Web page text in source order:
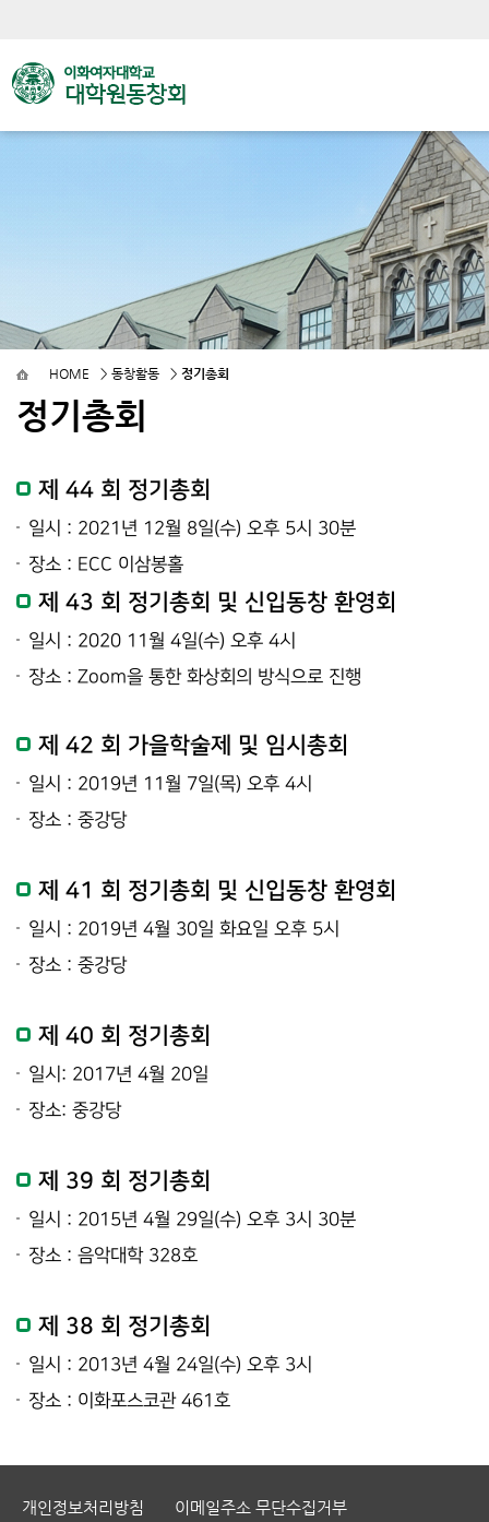
HOME > 동창활동 > 정기총회
정기총회
제 44 회 정기총회
일시 : 2021년 12월 8일(수) 오후 5시 30분
장소 : ECC 이삼봉홀
제 43 회 정기총회 및 신입동창 환영회
일시 : 2020 11월 4일(수) 오후 4시
장소 : Zoom을 통한 화상회의 방식으로 진행
제 42 회 가을학술제 및 임시총회
일시 : 2019년 11월 7일(목) 오후 4시
장소 : 중강당
제 41 회 정기총회 및 신입동창 환영회
일시 : 2019년 4월 30일 화요일 오후 5시
장소 : 중강당
제 40 회 정기총회
일시: 2017년 4월 20일
장소: 중강당
제 39 회 정기총회
일시 : 2015년 4월 29일(수) 오후 3시 30분
장소 : 음악대학 328호
제 38 회 정기총회
일시 : 2013년 4월 24일(수) 오후 3시
장소 : 이화포스코관 461호
개인정보처리방침 이메일주소 무단수집거부